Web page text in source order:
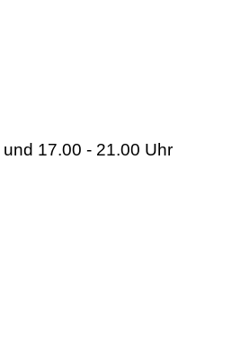
17.00 - 21.00 Uhr